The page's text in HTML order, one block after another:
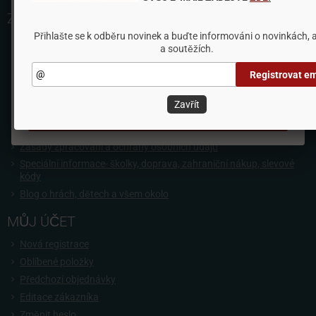
ZÁKAZNICKÝ SERVIS
Rychlá objednávka
Obchodní podmínky
Cookies
Zásady zpracování a ochrany osobních údajů
Speciální informace- školky, doprava, zahraniční nákup, slevové
kódy
Blog o hrách, dětech a všem okolo
MŮJ ÚČET
Nová registrace
Oblíbené položky
Předchozí objednávky
Editace zákazníka
na základě vašich preferencí.
Nastavení
Odmítnout vše
Přijmout všechny cookies
Přihlašte se k odběru novinek a buďte informováni o novinkách,
a soutěžích.
Registrovat
Zavřít